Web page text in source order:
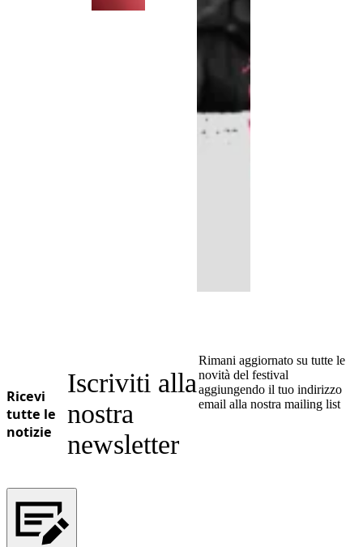
Ricevi
tutte le
notizie
Iscriviti alla
nostra
newsletter
Rimani aggiornato su tutte le
novità del festival
aggiungendo il tuo indirizzo
email alla nostra mailing list